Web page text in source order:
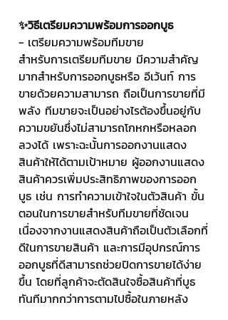
✨วิธีเตรียมความพร้อมการออกบูธ
- เตรียมความพร้อมทีมขาย
สำหรับการเตรียมทีมขาย มีความสำคัญ
มากสำหรับการออกบูธหรือ อีเว้นท์ การ
ขายด้วยความสามารถ ถือเป็นการขายที่มี
พลัง ทีมขายจะเป็นอย่างไรต้องขึ้นอยู่กับ
ความขยันซึ่งไม่สามารถโกหกหรือหลอก
ลวงได้ เพราะฉะนั้นการออกงานแสดง
สินค้าให้ได้ตามเป้าหมาย ผู้ออกงานแสดง
สินค้าควรเพิ่มประสิทธิภาพของการออก
บูธ เช่น การทำความเข้าใจในตัวสินค้า ขั้น
ตอนในการขายสำหรับทีมขายที่ชัดเจน
เนื่องจากงานแสดงสินค้าถือเป็นตัวเลือกที่
ดีในการขายสินค้า และการมีอุปกรณ์การ
ออกบูธที่ดีสามารถช่วยปิดการขายได้ง่าย
ขึ้น โดยที่ลูกค้าจะตัดสินใจซื้อสินค้าที่บูธ
ทันทีมากกว่าการตามไปซื้อในภายหลัง